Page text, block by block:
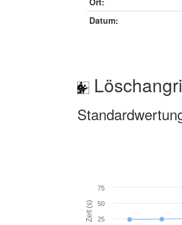
Datum:
Zeit (s) 25
50
75